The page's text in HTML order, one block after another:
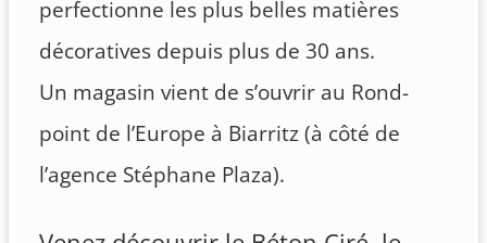
perfectionne les plus belles matières
décoratives depuis plus de 30 ans.
Un magasin vient de s’ouvrir au Rond-
point de l’Europe à Biarritz (à côté de
l’agence Stéphane Plaza).